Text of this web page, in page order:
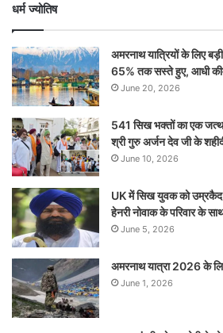
धर्म ज्योतिष
अमरनाथ यात्रियों के लिए
65% तक सस्ते हुए, आधी
June 20, 2026
541 सिख भक्तों का एक
श्री गुरु अर्जन देव जी के
June 10, 2026
UK में सिख युवक को
हेनरी नोवाक के परिवार के
June 5, 2026
अमरनाथ यात्रा 2026 के
June 1, 2026